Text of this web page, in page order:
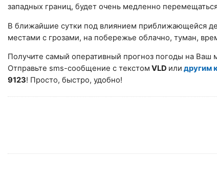
западных границ, будет очень медленно
В ближайшие сутки под влиянием приближающейся
местами с грозами, на побережье облачно, туман,
Получите самый оперативный прогноз погоды на Ваш
Отправьте sms-сообщение с текстом VLD или другим
9123! Просто, быстро, удобно!